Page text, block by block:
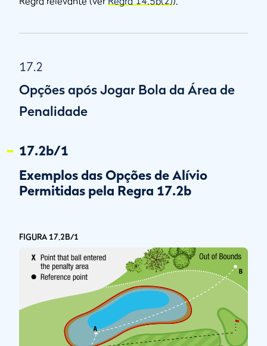
17.2
Opções após Jogar Bola da Área de
Penalidade
17.2b/1
Exemplos das Opções de Alívio
Permitidas pela Regra 17.2b
FIGURA 17.2B/1